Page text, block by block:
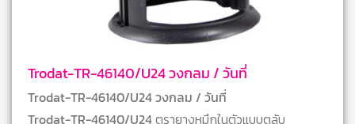
Trodat-TR-46140/U24 วงกลม / วันที่
Trodat-TR-46140/U24 วงกลม / วันที่
Trodat-TR-46140/U24ตรายางหมึกในตัวแบบตลับ